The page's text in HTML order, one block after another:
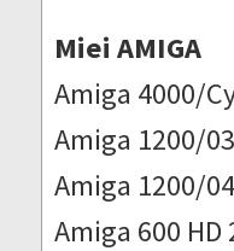
Miei AMIGA
Amiga 4000/
Amiga 1200/
Amiga 1200/
Amiga 600 HD